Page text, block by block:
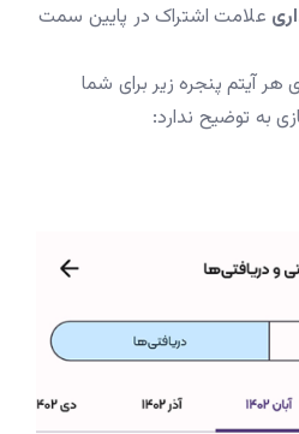
علامت اشتراک در پایین سمت
هر آیتم پنجره زیر برای شما
به توضیح ندارد: